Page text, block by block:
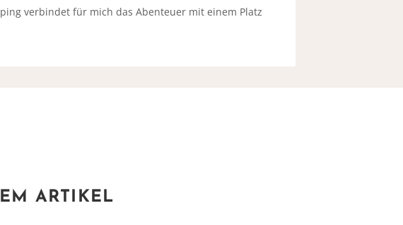
verbindet für mich das Abenteuer mit einem Platz
ARTIKEL